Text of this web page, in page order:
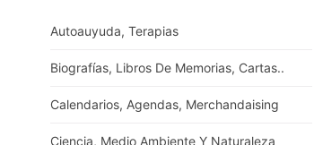
Autoauyuda, Terapias
Biografías, Libros De Memorias, Cartas..
Calendarios, Agendas, Merchandaising
Ciencia, Medio Ambiente Y Naturaleza